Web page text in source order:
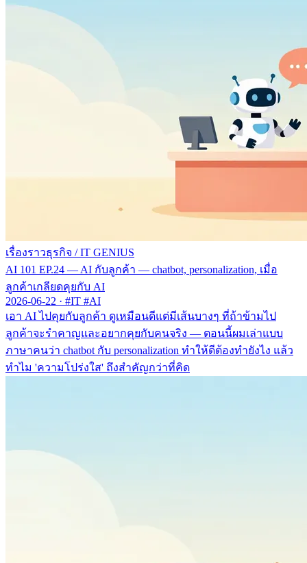
เรื่องราวธุรกิจ / IT GENIUS
AI 101 EP.24 — AI กับลูกค้า — chatbot, personalization, เมื่อ
ลูกค้าเกลียดคุยกับ AI
2026-06-22 · #IT #AI
เอา AI ไปคุยกับลูกค้า ดูเหมือนดีแต่มีเส้นบางๆ ที่ถ้าข้ามไป
ลูกค้าจะรำคาญและอยากคุยกับคนจริง — ตอนนี้ผมเล่าแบบ
ภาษาคนว่า chatbot กับ personalization ทำให้ดีต้องทำยังไง แล้ว
ทำไม 'ความโปร่งใส' ถึงสำคัญกว่าที่คิด